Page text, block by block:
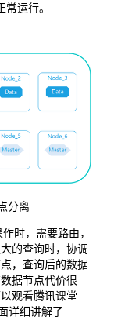
运行。
分离
时，需要路由，
的查询时，协调
，查询后的数据
据节点代价很
观看腾讯课堂
详细讲解了